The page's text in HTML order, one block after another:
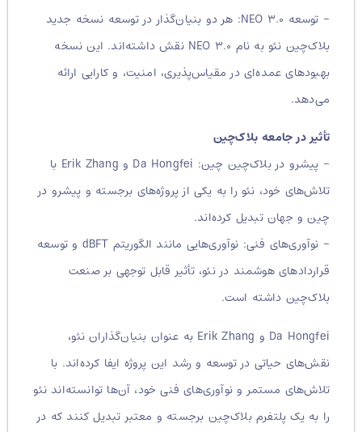
– توسعه NEO ۳.۰: هر دو بنیان‌گذار در توسعه نسخه جدید
بلاک‌چین نئو به نام NEO ۳.۰ نقش داشته‌اند. این نسخه
بهبودهای عمده‌ای در مقیاس‌پذیری، امنیت، و کارایی ارائه
می‌دهد.
تأثیر در جامعه بلاک‌چین
– پیشرو در بلاک‌چین چین: Da Hongfei و Erik Zhang با
تلاش‌های خود، نئو را به یکی از پروژه‌های برجسته و پیشرو در
چین و جهان تبدیل کرده‌اند.
– نوآوری‌های فنی: نوآوری‌هایی مانند الگوریتم dBFT و توسعه
قراردادهای هوشمند در نئو، تأثیر قابل توجهی بر صنعت
بلاک‌چین داشته است.
Da Hongfei و Erik Zhang به عنوان بنیان‌گذاران نئو،
نقش‌های حیاتی در توسعه و رشد این پروژه ایفا کرده‌اند. با
تلاش‌های مستمر و نوآوری‌های فنی خود، آن‌ها توانسته‌اند نئو
را به یک پلتفرم بلاک‌چین برجسته و معتبر تبدیل کنند که در